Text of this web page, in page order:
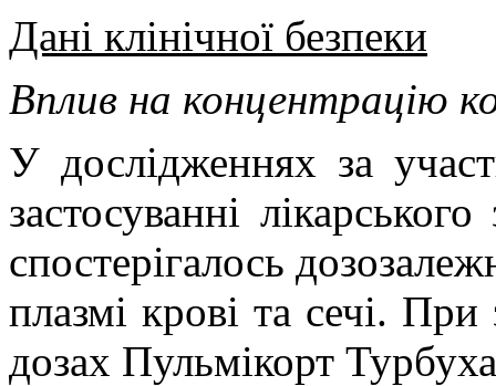
Дані клінічної безпеки
Вплив на концентрацію
У дослідженнях за
застосуванні
спостерігалось
плазмі крові та сечі.
дозах Пульмікорт